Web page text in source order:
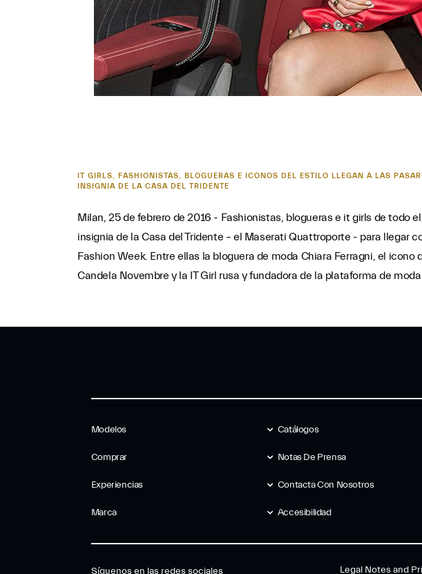
IT GIRLS, FASHIONISTAS, BLOGUERAS E ICONOS DEL ESTILO LLEGAN A LAS
INSIGNIA DE LA CASA DEL TRIDENTE
Milan, 25 de febrero de 2016 - Fashionistas, blogueras e it girls de todo
insignia de la Casa del Tridente – el Maserati Quattroporte - para llegar
Fashion Week. Entre ellas la bloguera de moda Chiara Ferragni, el icono
Candela Novembre y la IT Girl rusa y fundadora de la plataforma de
Modelos
Comprar
Experiencias
Marca
Catálogos
Notas De Prensa
Contacta Con Nosotros
Accesibilidad
Síguenos en las redes sociales Legal Notes and